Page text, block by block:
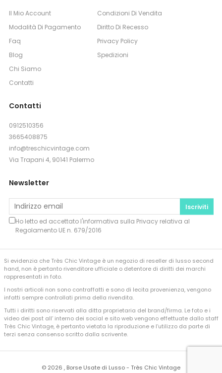
Il Mio Account
Modalità Di Pagamento
Faq
Blog
Chi Siamo
Contatti
Condizioni Di Vendita
Diritto Di Recesso
Privacy Policy
Spedizioni
Contatti
0912510356
3665408875
info@treschicvintage.com
Via Trapani 4, 90141 Palermo
Newsletter
Iscriviti
Ho letto ed accettato l'informativa sulla Privacyrelativa al
Regolamento UE n. 679/2016
Si evidenzia che Très Chic Vintage è un negozio di reseller di lusso second
hand, non è pertanto rivenditore ufficiale o detentore di diritti dei marchi
rappresentati in foto.
I nostri articoli non sono contraffatti e sono di lecita provenienza, vengono
infatti sempre controllati prima della rivendita.
Tutti i diritti sono riservati alla ditta proprietaria del brand/firma. Le foto e i
video dei post all’ interno dei social e sito web vengono effettuate dallo staff
Très Chic Vintage, è pertanto vietata la riproduzione e l’utilizzo da parte di
terzi senza consenso scritto dalla scrivente.
© 2026 , Borse Usate di Lusso - Très Chic Vintage